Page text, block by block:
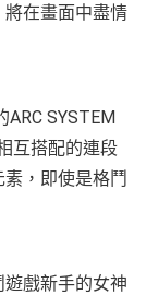
在畫面中盡情
SYSTEM
互搭配的連段
，即使是格鬥
戲新手的女神